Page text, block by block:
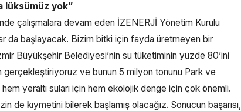
lüksümüz yok”
çalışmalara devam eden İZENERJİ Yönetim Kurulu
da başlayacak. Bizim bitki için fayda üretmeyen bir
Büyükşehir Belediyesi’nin su tüketiminin yüzde 80’ini
ve bunun 5 milyon tonunu Park ve
yeraltı suları için hem ekolojik denge için çok önemli.
de kıymetini bilerek başlamış olacağız. Sonucun başarısı,